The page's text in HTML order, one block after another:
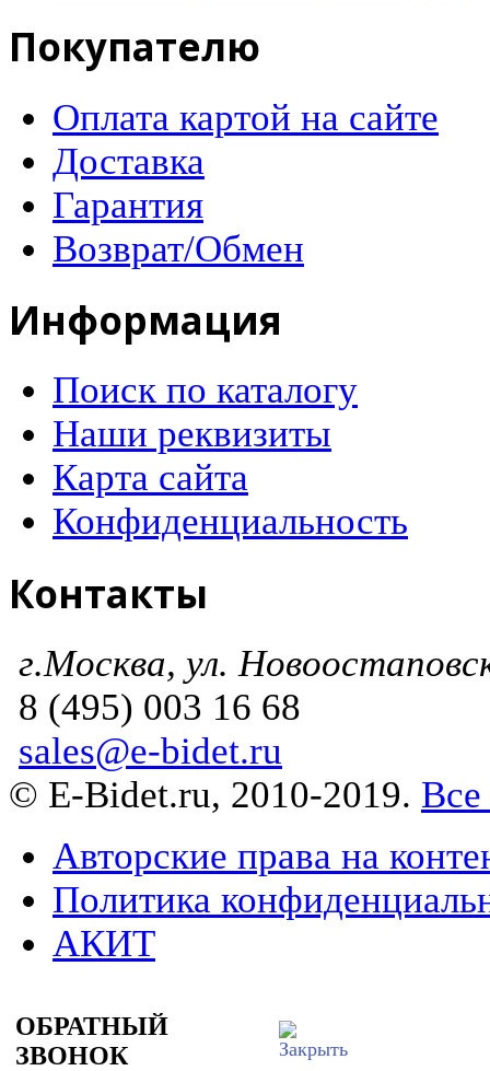
Покупателю
Оплата картой на сайте
Доставка
Гарантия
Возврат/Обмен
Информация
Поиск по каталогу
Наши реквизиты
Карта сайта
Конфиденциальность
Контакты
г.Москва, ул.
8 (495) 003 16 68
sales@e-bidet.ru
© E-Bidet.ru, 2010-2019.
Авторские права на
Политика
АКИТ
ОБРАТНЫЙ
ЗВОНОК